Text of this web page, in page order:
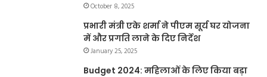
October 8, 2025
प्रभारी मंत्री एके शर्मा ने पीएम सूर्य घर योजना
में और प्रगति लाने के दिए निर्देश
January 25, 2025
Budget 2024: महिलाओं के लिए किया बड़ा